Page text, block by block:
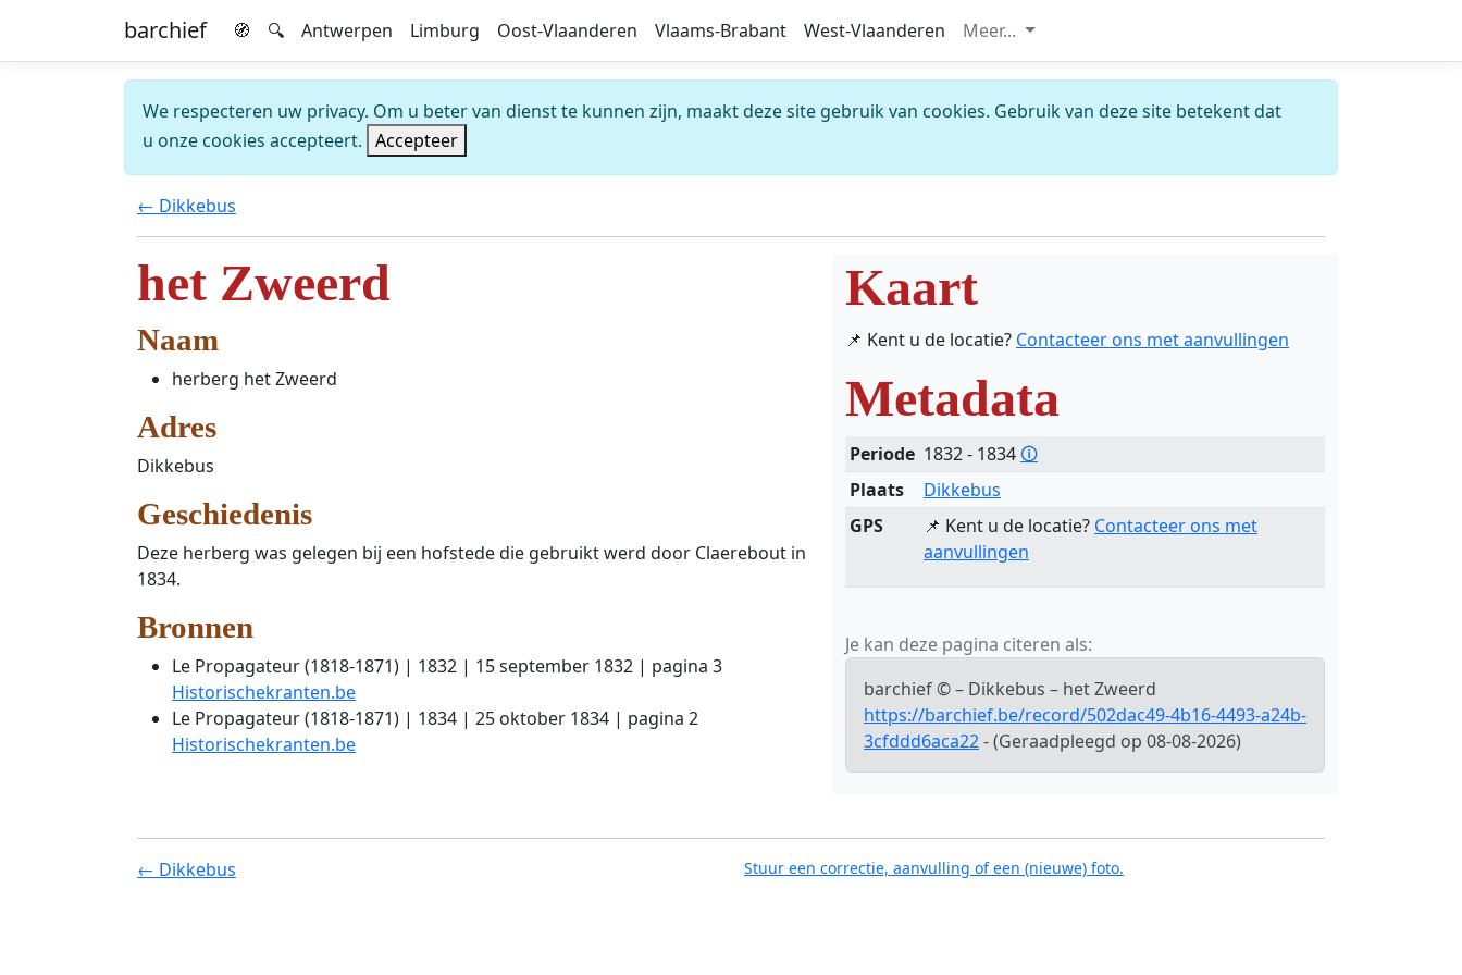
barchief 🧭 🔍 Antwerpen Limburg Oost-Vlaanderen Vlaams-Brabant West-Vlaanderen Meer...
We respecteren uw privacy. Om u beter van dienst te kunnen zijn, maakt deze site gebruik van cookies. Gebruik van deze site betekent dat
u onze cookies accepteert. Accepteer
← Dikkebus
het Zweerd
Naam
herberg het Zweerd
Adres
Dikkebus
Geschiedenis
Deze herberg was gelegen bij een hofstede die gebruikt werd door Claerebout in
1834.
Bronnen
Le Propagateur (1818-1871) | 1832 | 15 september 1832 | pagina 3
Historischekranten.be
Le Propagateur (1818-1871) | 1834 | 25 oktober 1834 | pagina 2
Historischekranten.be
Kaart
📌 Kent u de locatie? Contacteer ons met aanvullingen
Metadata
Periode 1832 - 1834🛈
Plaats
Dikkebus
GPS
📌 Kent u de locatie? Contacteer ons met
aanvullingen
Je kan deze pagina citeren als:
barchief © – Dikkebus – het Zweerd
https://barchief.be/record/502dac49-4b16-4493-a24b-
3cfddd6aca22- (Geraadpleegd op 08-08-2026)
← Dikkebus Stuur een correctie, aanvulling of een (nieuwe) foto.